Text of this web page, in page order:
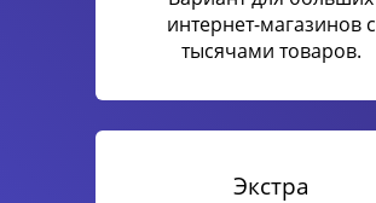
интернет-магазинов с
тысячами товаров.
Экстра